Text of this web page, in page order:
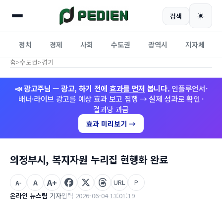
검색 ☀️
정치 경제 사회 수도권 광역시 지자체
홈>수도권>경기
📣 광고주님 — 광고, 하기 전에 효과를 먼저 봅니다. 인플루언서·
배너·라이브 광고를 예상 효과 보고 집행 → 실제 성과로 확인 ·
결과당 과금
효과 미리보기 →
의정부시, 복지자원 누리집 현행화 완료
온라인 뉴스팀 기자입력 2026-06-04 13:01:19
A- A A+ URL P